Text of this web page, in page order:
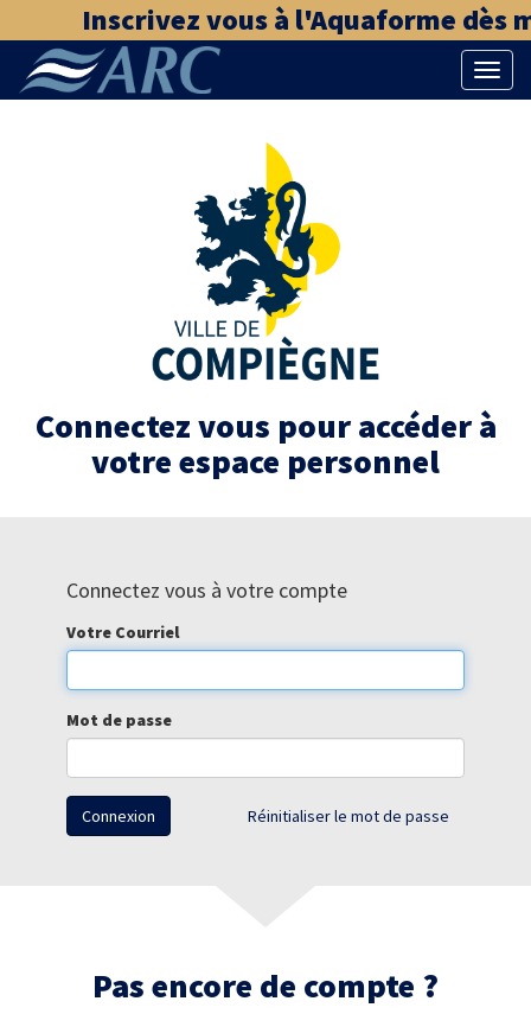
Inscrivez vous à l'Aquaforme dès
la
Connectez vous pour accéder à
votre espace personnel
Connectez vous à votre compte
Votre Courriel
Mot de passe
Réinitialiser le mot de passe
Connexion
Pas encore de compte ?